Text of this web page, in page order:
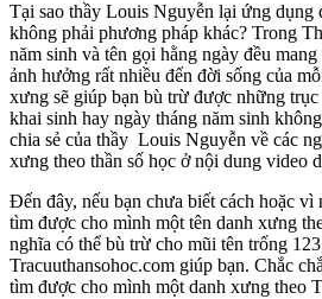
Tại sao thầy Louis Nguyễn lại ứng dụng
không phải phương pháp khác? Trong
năm sinh và tên gọi hằng ngày đều
ảnh hưởng rất nhiều đến đời sống của
xưng sẽ giúp bạn bù trừ được những
khai sinh hay ngày tháng năm sinh
chia sẻ của thầy Louis Nguyễn về các
xưng theo thần số học ở nội dung video
Đến đây, nếu bạn chưa biết cách hoặc vì
tìm được cho mình một tên danh xưng
nghĩa có thể bù trừ cho mũi tên trống
Tracuuthansohoc.com giúp bạn. Chắc
tìm được cho mình một danh xưng theo